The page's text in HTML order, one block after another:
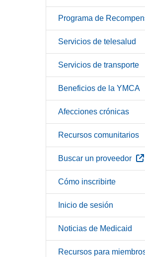
Programa de
Servicios de telesalud
Servicios de transporte
Beneficios de la YMCA
Afecciones crónicas
Recursos comunitarios
Buscar un proveedor
Cómo inscribirte
Inicio de sesión
Noticias de Medicaid
Recursos para